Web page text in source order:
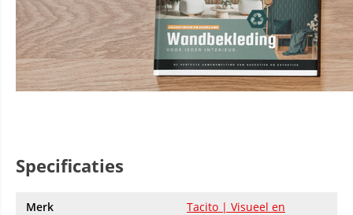
Specificaties
Merk
Tacito | Visueel en